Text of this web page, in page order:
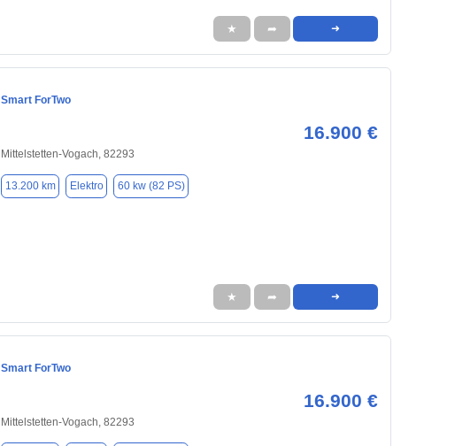
★ ➦ ➜
Smart ForTwo
16.900 €
Mittelstetten-Vogach, 82293
13.200 km Elektro 60 kw (82 PS)
★ ➦ ➜
Smart ForTwo
16.900 €
Mittelstetten-Vogach, 82293